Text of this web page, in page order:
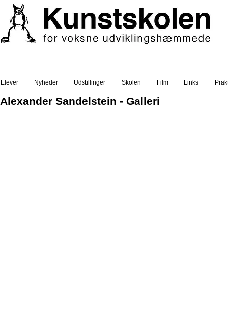
Elever Nyheder Udstillinger Skolen Film Links
Alexander Sandelstein - Galleri